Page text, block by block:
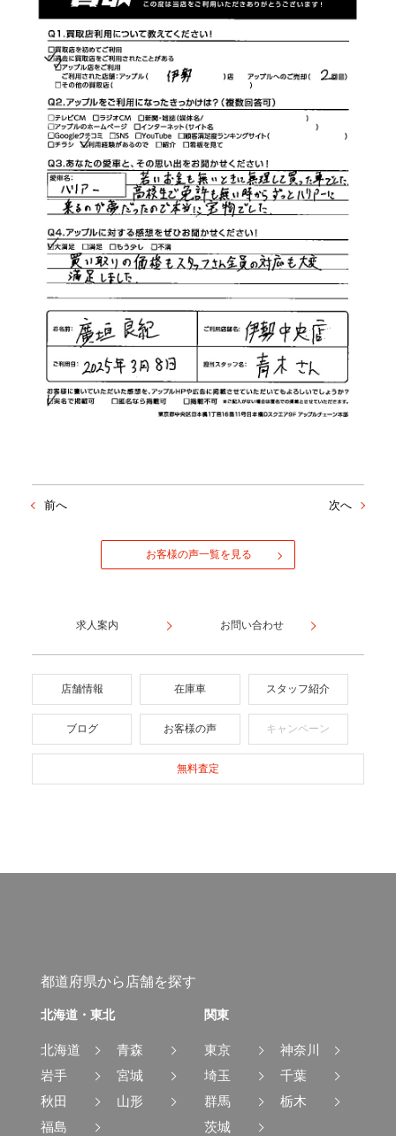
前へ 次へ
お客様の声一覧を見る
求人案内 お問い合わせ
店舗情報 在庫車 スタッフ紹介
ブログ お客様の声 キャンペーン
無料査定
都道府県から店舗を探す
北海道・東北
北海道
青森
岩手
宮城
秋田
山形
福島
関東
東京
神奈川
埼玉
千葉
群馬
栃木
茨城